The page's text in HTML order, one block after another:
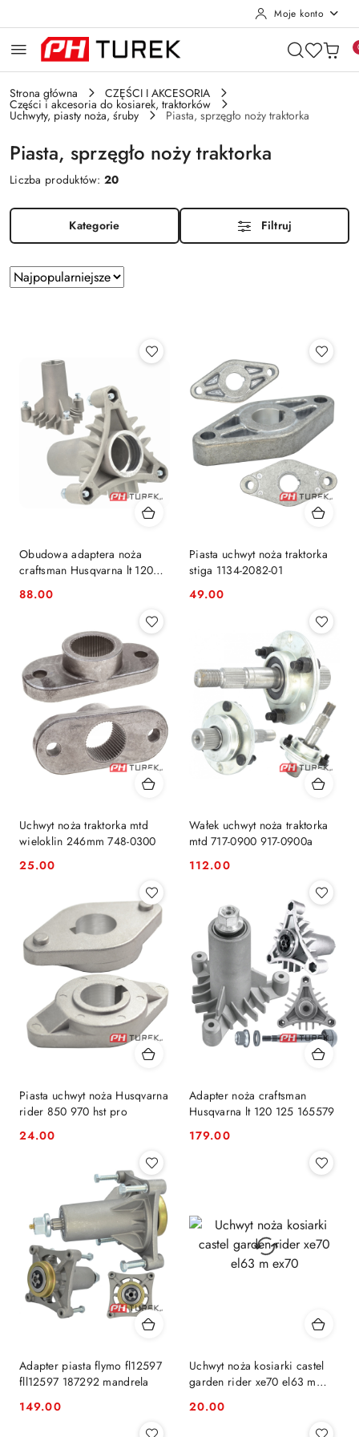
Moje konto
Strona główna CZĘŚCI I AKCESORIA
Części i akcesoria do kosiarek, traktorków
Uchwyty, piasty noża, śruby Piasta, sprzęgło noży traktorka
Piasta, sprzęgło noży traktorka
Liczba produktów:20
Kategorie Filtruj
Zastosowano
sortowanie:
Sortuj
według
Obudowa adaptera noża
craftsman Husqvarna lt 120
125
Cena:
88.00
Piasta uchwyt noża traktorka
stiga 1134-2082-01
Cena:
49.00
Uchwyt noża traktorka mtd
wieloklin 246mm 748-0300
Cena:
25.00
Wałek uchwyt noża traktorka
mtd 717-0900 917-0900a
Cena:
112.00
Piasta uchwyt noża Husqvarna
rider 850 970 hst pro
Cena:
24.00
Adapter noża craftsman
Husqvarna lt 120 125 165579
Cena:
179.00
Adapter piasta flymo fl12597
fll12597 187292 mandrela
Cena:
149.00
Uchwyt noża kosiarki castel
garden rider xe70 el63 m
Cena:
20.00